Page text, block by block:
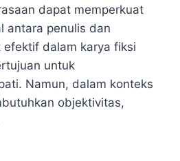
dapat memperkuat
antara penulis dan
efektif dalam karya fiksi
untuk
Namun, dalam konteks
objektivitas,